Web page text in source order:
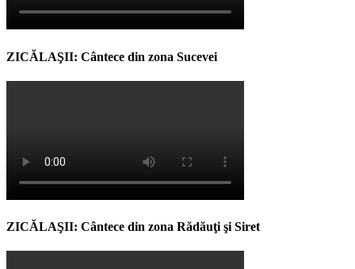
ZICĂLAŞII: Cântece din zona Sucevei
ZICĂLAŞII: Cântece din zona Rădăuţi şi Siret